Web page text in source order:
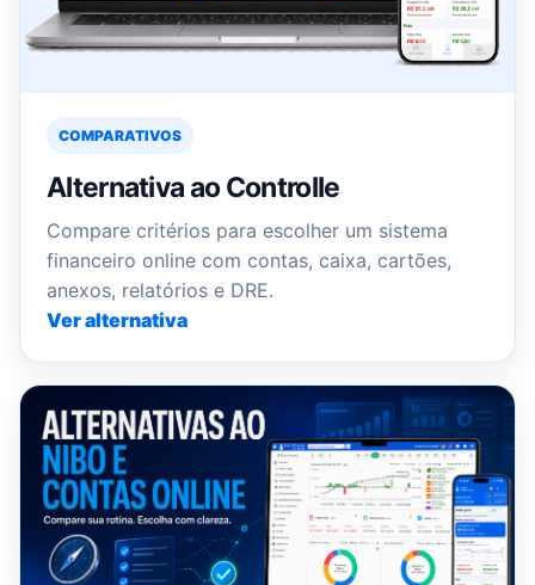
COMPARATIVOS
Alternativa ao Controlle
Compare critérios para escolher um sistema
financeiro online com contas, caixa, cartões,
anexos, relatórios e DRE.
Ver alternativa